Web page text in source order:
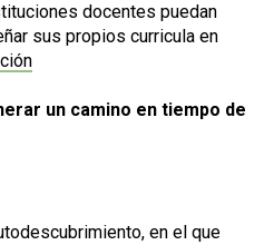
docentes puedan
sus propios curricula en
un camino en tiempo de
en el que